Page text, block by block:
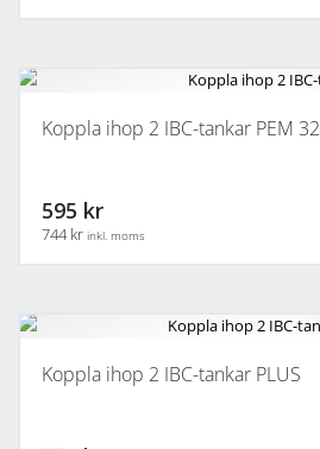
Koppla ihop 2 IBC-tankar PEM 32
595 kr
744 kr inkl. moms
Koppla ihop 2 IBC-tankar PLUS